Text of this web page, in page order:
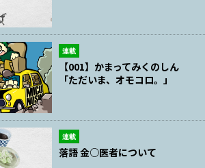
連載
【001】かまってみくのしん
「ただいま、オモコロ。」
連載
落語 金○医者について